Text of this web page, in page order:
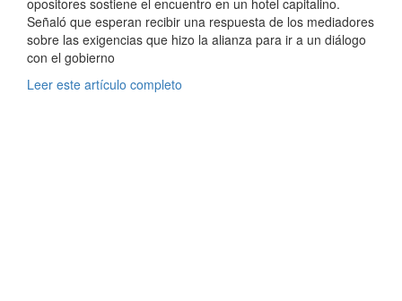
opositores sostiene el encuentro en un hotel capitalino.
Señaló que esperan recibir una respuesta de los mediadores
sobre las exigencias que hizo la alianza para ir a un diálogo
con el gobierno
Leer este artículo completo